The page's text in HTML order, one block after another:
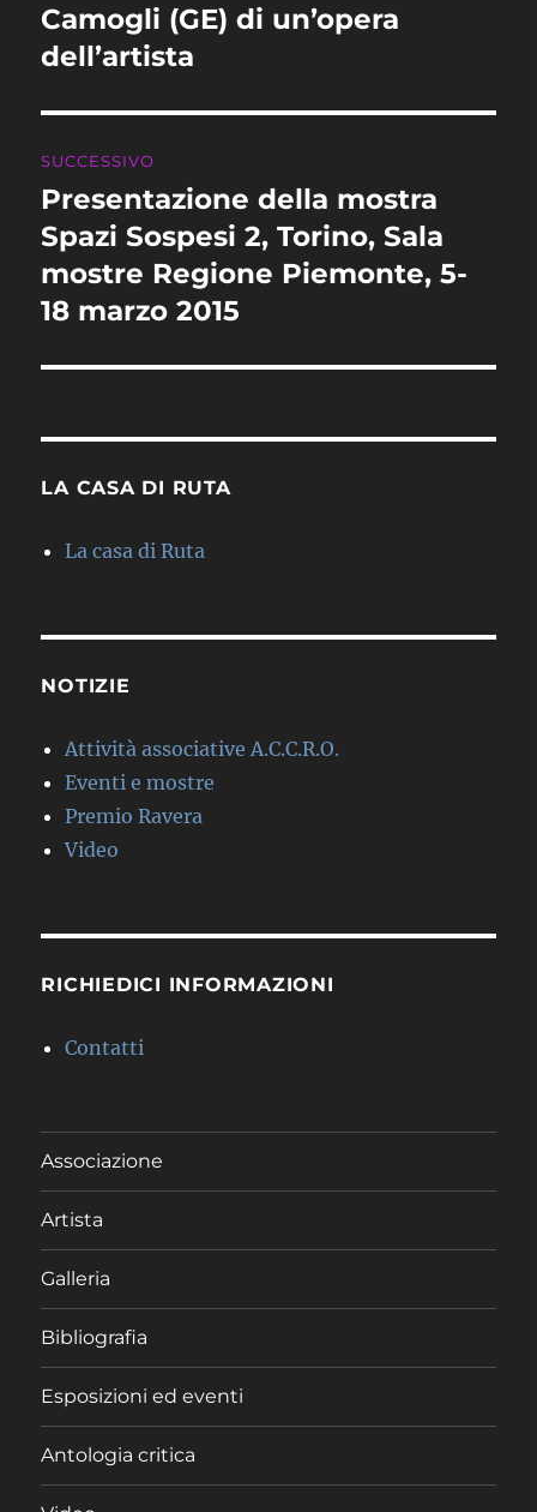
precedente:
Camogli (GE) di un’opera
dell’artista
SUCCESSIVO
Articolo
successivo:
Presentazione della mostra
Spazi Sospesi 2, Torino, Sala
mostre Regione Piemonte, 5-
18 marzo 2015
LA CASA DI RUTA
La casa di Ruta
NOTIZIE
Attività associative A.C.C.R.O.
Eventi e mostre
Premio Ravera
Video
RICHIEDICI INFORMAZIONI
Contatti
Associazione
Artista
Galleria
Bibliografia
Esposizioni ed eventi
Antologia critica